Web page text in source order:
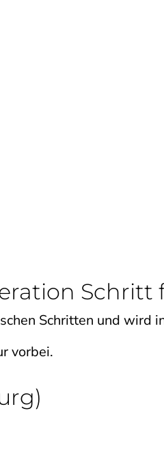
Schritt
Schritten und wird
vorbei.